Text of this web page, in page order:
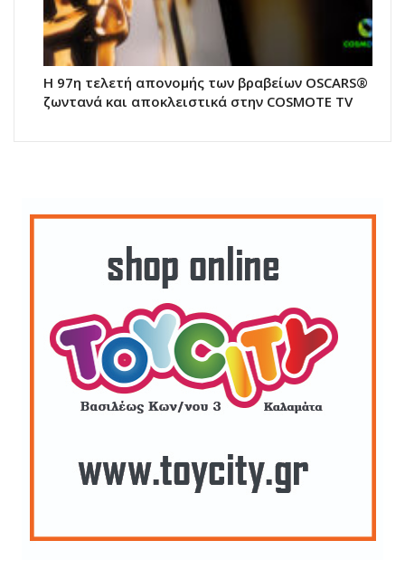
Η 97η τελετή απονομής των βραβείων OSCARS®
ζωντανά και αποκλειστικά στην COSMOTE TV